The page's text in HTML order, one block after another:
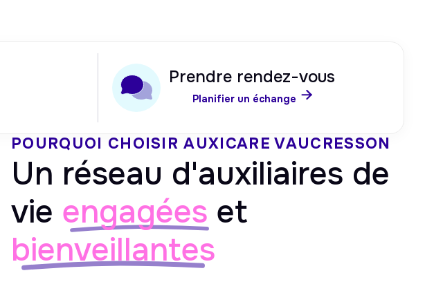
Prendre rendez-vous
Planifier un échange 
POURQUOI CHOISIR AUXICAREVAUCRESSON
Un réseau d'auxiliaires de
vie engagées et
bienveillantes